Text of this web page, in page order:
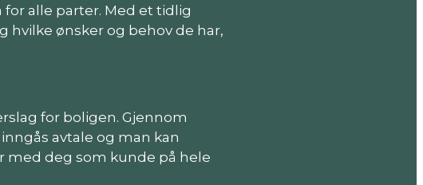
alle parter. Med et tidlig
ønsker og behov de har,
for boligen. Gjennom
avtale og man kan
med deg som kunde på hele